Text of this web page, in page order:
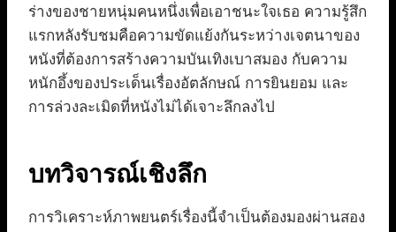
ร่างของชายหนุ่มคนหนึ่งเพื่อเอาชนะใจเธอ ความรู้สึก
แรกหลังรับชมคือความขัดแย้งกันระหว่างเจตนาของ
หนังที่ต้องการสร้างความบันเทิงเบาสมอง กับความ
หนักอึ้งของประเด็นเรื่องอัตลักษณ์ การยินยอม และ
การล่วงละเมิดที่หนังไม่ได้เจาะลึกลงไป
บทวิจารณ์เชิงลึก
การวิเคราะห์ภาพยนตร์เรื่องนี้จำเป็นต้องมองผ่านสอง